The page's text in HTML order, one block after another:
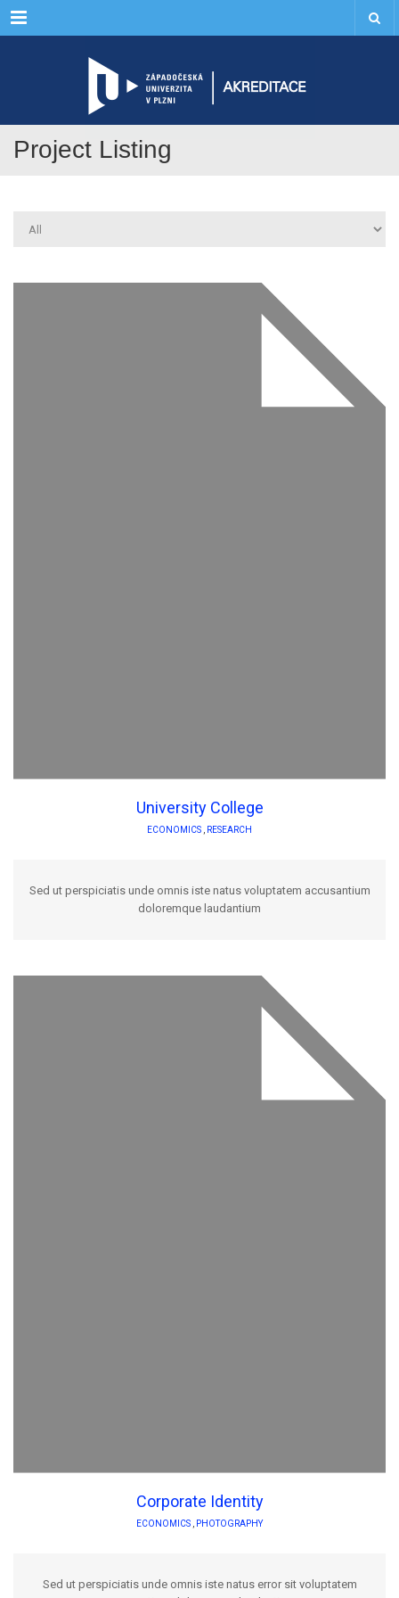
Menu
Project Listing
University College
ECONOMICS , RESEARCH
Sed ut perspiciatis unde omnis iste natus voluptatem accusantium
doloremque laudantium
Corporate Identity
ECONOMICS PHOTOGRAPHY
Sed ut perspiciatis unde omnis iste natus error sit voluptatem